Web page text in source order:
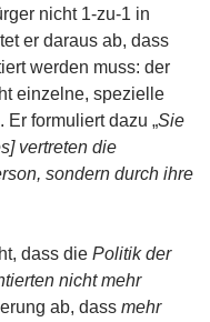
nicht 1-zu-1 in
er daraus ab, dass
werden muss: der
einzelne, spezielle
Er formuliert dazu „Sie
vertreten die
sondern durch ihre
dass die Politik der
nicht mehr
ab, dass mehr